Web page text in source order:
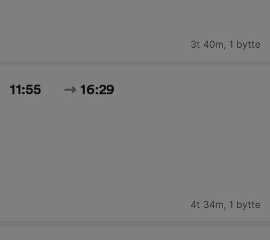
3t 40m, 1 bytte
11:55 16:29
4t 34m, 1 bytte